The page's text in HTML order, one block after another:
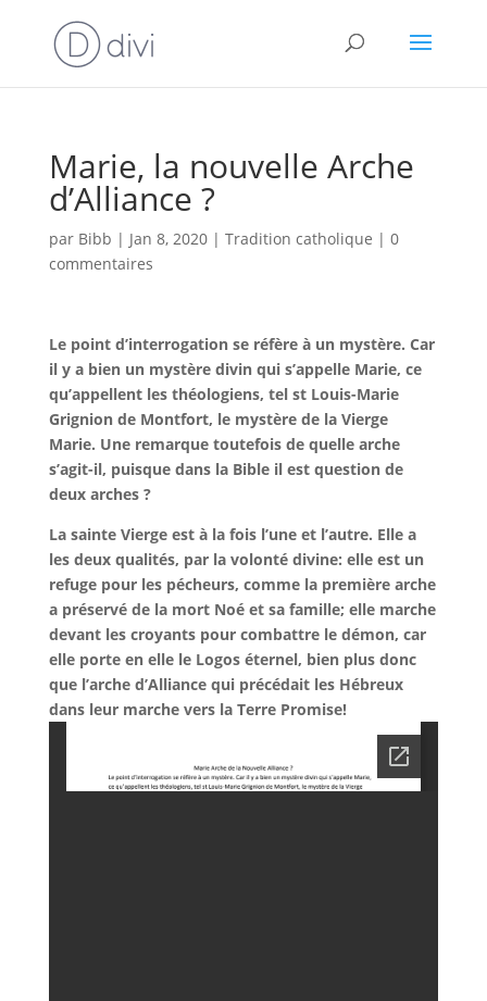
Marie, la nouvelle Arche
d’Alliance ?
par Bibb | Jan 8, 2020| Tradition catholique | 0
commentaires
Le point d’interrogation se réfère à un mystère. Car
il y a bien un mystère divin qui s’appelle Marie, ce
qu’appellent les théologiens, tel st Louis-Marie
Grignion de Montfort, le mystère de la Vierge
Marie. Une remarque toutefois de quelle arche
s’agit-il, puisque dans la Bible il est question de
deux arches ?
La sainte Vierge est à la fois l’une et l’autre. Elle a
les deux qualités, par la volonté divine: elle est un
refuge pour les pécheurs, comme la première arche
a préservé de la mort Noé et sa famille; elle marche
devant les croyants pour combattre le démon, car
elle porte en elle le Logos éternel, bien plus donc
que l’arche d’Alliance qui précédait les Hébreux
dans leur marche vers la Terre Promise!